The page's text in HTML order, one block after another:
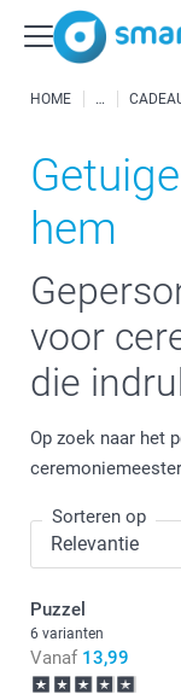
HOME
hem
voor
die
Op zoek naar het
Sorteren op
Puzzel
6 varianten
Vanaf 13,99